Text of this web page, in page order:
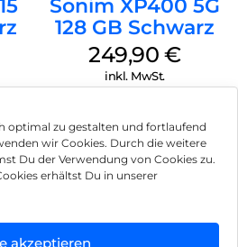
optimal zu gestalten und fortlaufend
wir Cookies. Durch die weitere
Du der Verwendung von Cookies zu.
erhältst Du in unserer
akzeptieren
Sonim XP400 5G
128 GB Schwarz
249,90€
inkl. MwSt.